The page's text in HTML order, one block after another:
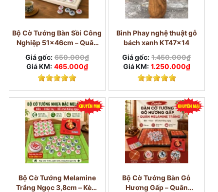
Bộ Cờ Tướng Bàn Sồi Công
Nghiệp 51×46cm – Quân
Melamine Trắng Ngọc
3,8cm
Giá gốc: 650.000₫
Giá KM: 465.000₫
Bình Phay nghệ thuật gỗ
bách xanh KT47x14
Giá gốc: 1.450.000₫
Giá KM: 1.250.000₫
Bộ Cờ Tướng Melamine
Trắng Ngọc 3,8cm – Kèm
Bộ Cờ Tướng Bàn Gỗ
Hương Gấp – Quân